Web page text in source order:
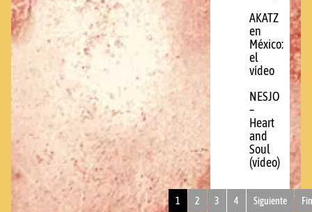
AKATZ
en
México:
el
vídeo
NESJO
–
Heart
and
Soul
(vídeo)
1 2 3 4 Siguiente